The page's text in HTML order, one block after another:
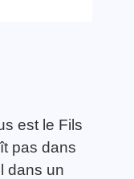
est le Fils
pas dans
dans un